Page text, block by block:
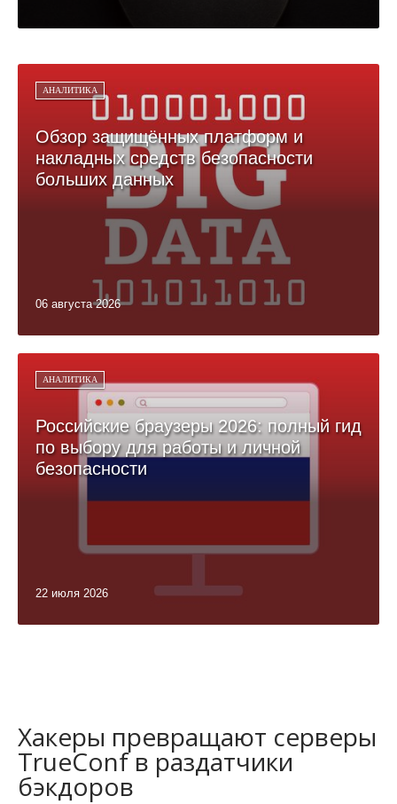
АНАЛИТИКА
Обзор защищённых платформ и
накладных средств безопасности
больших данных
06 августа 2026
АНАЛИТИКА
Российские браузеры 2026: полный гид
по выбору для работы и личной
безопасности
22 июля 2026
Хакеры превращают серверы
TrueConf в раздатчики
бэкдоров